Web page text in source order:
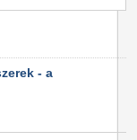
- a